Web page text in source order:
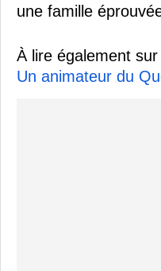
une famille
À lire également
Un animateur du